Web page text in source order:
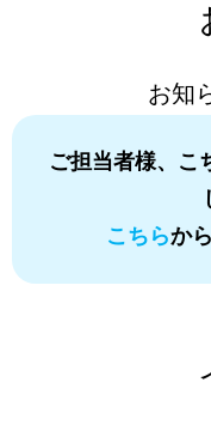
お知
ご担当者様、こ
こちらか